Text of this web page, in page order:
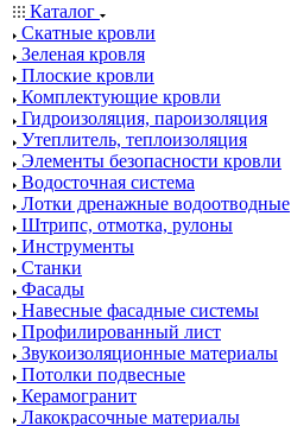
Каталог
Скатные кровли
Зеленая кровля
Плоские кровли
Комплектующие кровли
Гидроизоляция, пароизоляция
Утеплитель, теплоизоляция
Элементы безопасности кровли
Водосточная система
Лотки дренажные водоотводные
Штрипс, отмотка, рулоны
Инструменты
Станки
Фасады
Навесные фасадные системы
Профилированный лист
Звукоизоляционные материалы
Потолки подвесные
Керамогранит
Лакокрасочные материалы